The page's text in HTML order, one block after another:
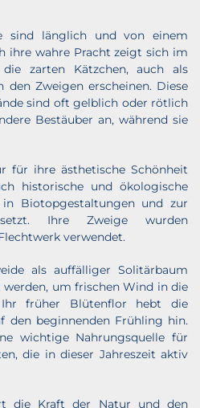
sind länglich und von einem
ihre wahre Pracht zeigt sich im
zarten Kätzchen, auch als
den Zweigen erscheinen. Diese
sind oft gelblich oder rötlich
Bestäuber an, während sie
für ihre ästhetische Schönheit
historische und ökologische
Biotopgestaltungen und zur
Ihre Zweige wurden
verwendet.
als auffälliger Solitärbaum
um frischen Wind in die
früher Blütenflor hebt die
den beginnenden Frühling hin.
wichtige Nahrungsquelle für
die in dieser Jahreszeit aktiv
die Kraft der Natur und den